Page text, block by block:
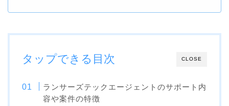
CLOSE
タップできる目次
ランサーズテックエージェントのサポート内
容や案件の特徴